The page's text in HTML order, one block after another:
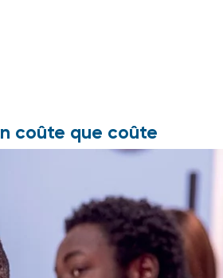
coûte que coûte